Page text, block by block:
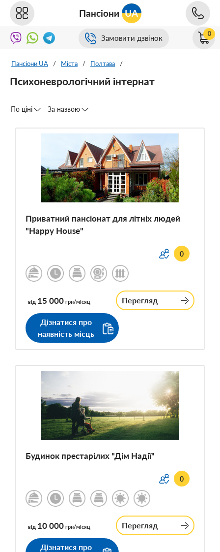
Пансіони UA
Замовити дзвінок 0
Пансіони UA / Міста / Полтава /
Психоневрологічний інтернат
По ціні За назвою
Приватний пансіонат для літніх людей
"Happy House"
0
від 15 000 грн/місяц Перегляд
Дізнатися про
наявність місць
Будинок престарілих "Дім Надії"
0
від 10 000 грн/місяц Перегляд
Дізнатися про